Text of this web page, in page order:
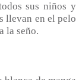
sus niños y
llevan en el pelo
la seño.